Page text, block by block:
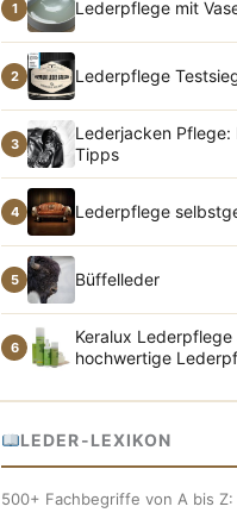
1 Lederpflege mit
2 Lederpflege
3
Lederjacken Pflege:
Tipps
4 Lederpflege
5 Büffelleder
6
Keralux Lederpflege
hochwertige
LEDER-LEXIKON
500+ Fachbegriffe von A bis Z: